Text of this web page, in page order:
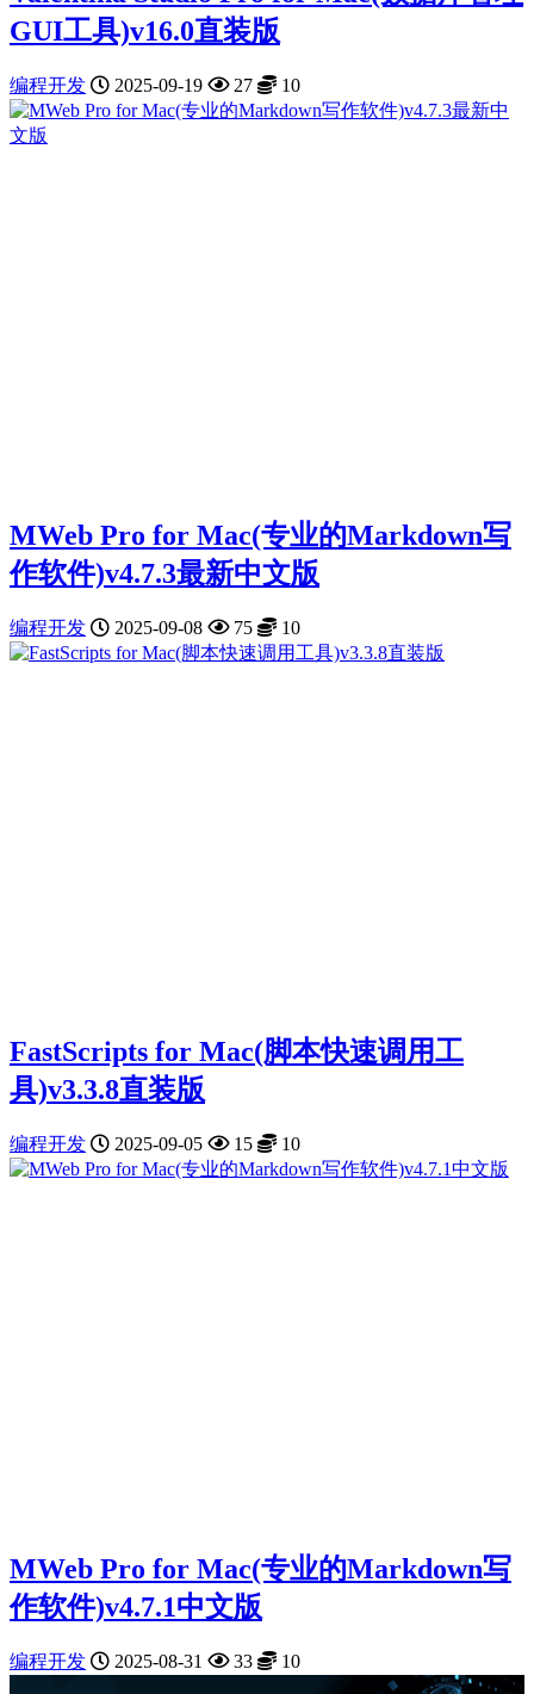
GUI工具)v16.0直装版
编程开发 2025-09-19 27 10
MWeb Pro for Mac(专业的Markdown写
作软件)v4.7.3最新中文版
编程开发 2025-09-08 75 10
FastScripts for Mac(脚本快速调用工
具)v3.3.8直装版
编程开发 2025-09-05 15 10
MWeb Pro for Mac(专业的Markdown写
作软件)v4.7.1中文版
编程开发 2025-08-31 33 10